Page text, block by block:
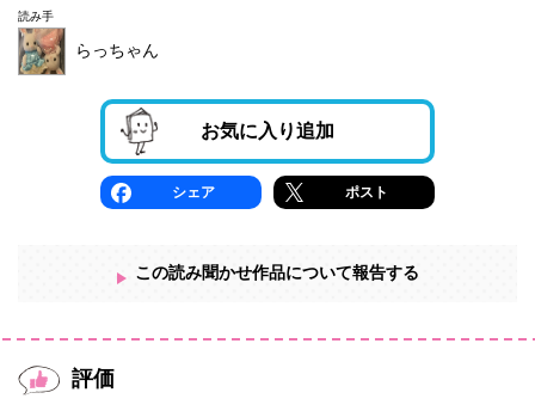
読み手
らっちゃん
お気に入り追加
シェア ポスト
この読み聞かせ作品について報告する
評価